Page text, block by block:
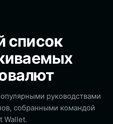
список
руководствами
собранными командой
Wallet.